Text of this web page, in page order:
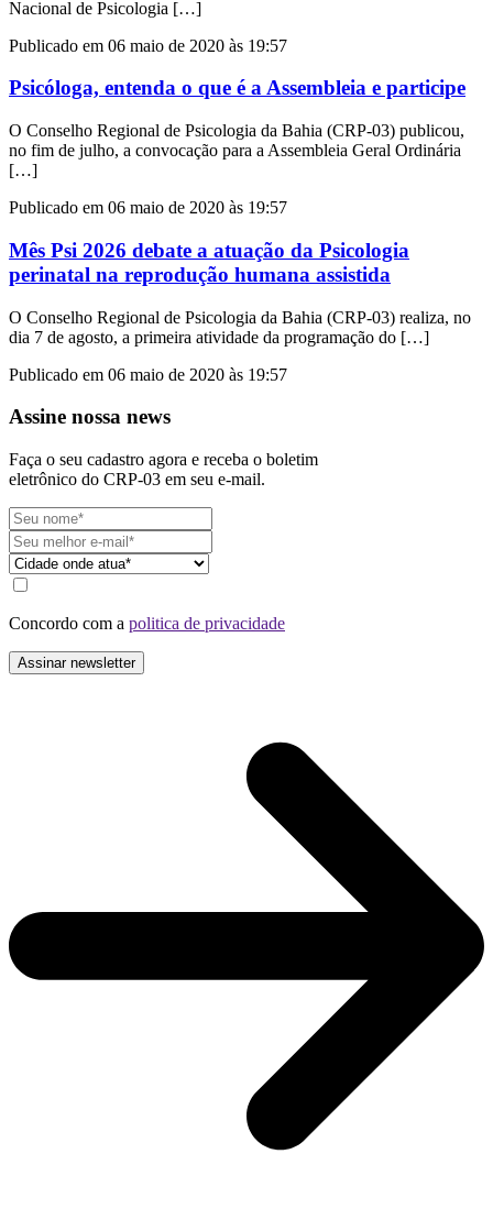
Nacional de Psicologia […]
Publicado em 06 maio de 2020 às 19:57
Psicóloga, entenda o que é a Assembleia e participe
O Conselho Regional de Psicologia da Bahia (CRP-03) publicou,
no fim de julho, a convocação para a Assembleia Geral Ordinária
[…]
Publicado em 06 maio de 2020 às 19:57
Mês Psi 2026 debate a atuação da Psicologia
perinatal na reprodução humana assistida
O Conselho Regional de Psicologia da Bahia (CRP-03) realiza, no
dia 7 de agosto, a primeira atividade da programação do […]
Publicado em 06 maio de 2020 às 19:57
Assine nossa news
Faça o seu cadastro agora e receba o boletim
eletrônico do CRP-03 em seu e-mail.
Concordo com a politica de privacidade